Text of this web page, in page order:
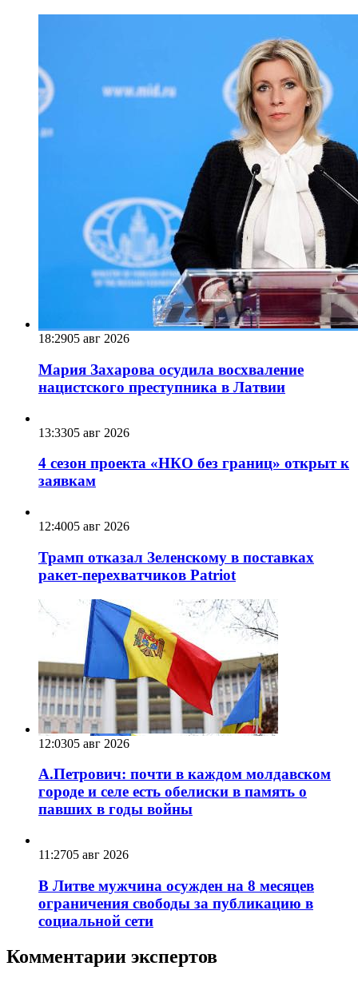
18:2905 авг 2026
Мария Захарова осудила восхваление
нацистского преступника в Латвии
13:3305 авг 2026
4 сезон проекта «НКО без границ» открыт к
заявкам
12:4005 авг 2026
Трамп отказал Зеленскому в поставках
ракет-перехватчиков Patriot
12:0305 авг 2026
А.Петрович: почти в каждом молдавском
городе и селе есть обелиски в память о
павших в годы войны
11:2705 авг 2026
В Литве мужчина осужден на 8 месяцев
ограничения свободы за публикацию в
социальной сети
Комментарии экспертов